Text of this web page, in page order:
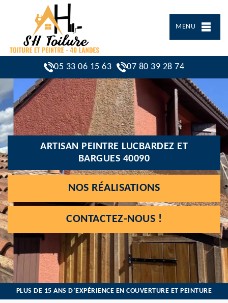
MENU
05 33 06 15 63 07 80 39 28 74
ARTISAN PEINTRE LUCBARDEZ ET
BARGUES 40090
NOS RÉALISATIONS
CONTACTEZ-NOUS !
PLUS DE 15 ANS D’EXPÉRIENCE EN COUVERTURE ET PEINTURE